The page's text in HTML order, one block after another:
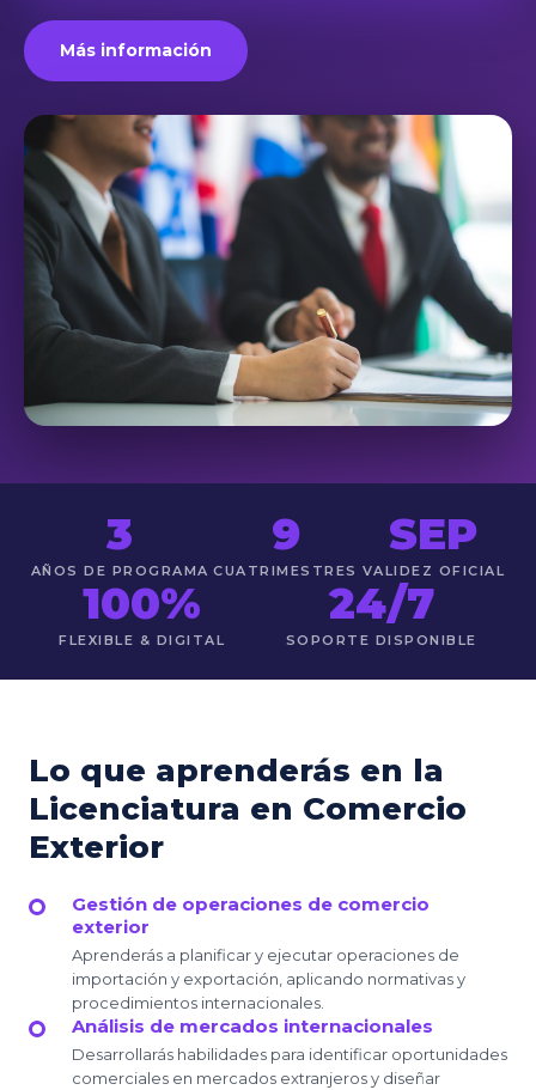
Más información
3
AÑOS DE PROGRAMA
9
CUATRIMESTRES
SEP
VALIDEZ OFICIAL
100%
FLEXIBLE & DIGITAL
24/7
SOPORTE DISPONIBLE
Lo que aprenderás en la
Licenciatura en Comercio
Exterior
Gestión de operaciones de comercio
exterior
Aprenderás a planificar y ejecutar operaciones de
importación y exportación, aplicando normativas y
procedimientos internacionales.
Análisis de mercados internacionales
Desarrollarás habilidades para identificar oportunidades
comerciales en mercados extranjeros y diseñar